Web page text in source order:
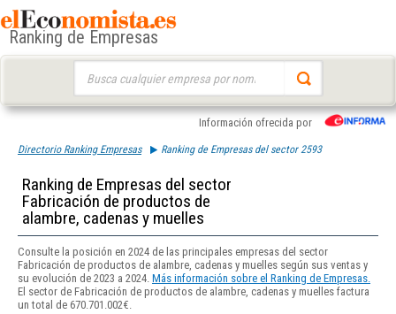
Ranking de Empresas
Información ofrecida por
Directorio Ranking Empresas Ranking de Empresas del sector 2593
Ranking de Empresas del sector
Fabricación de productos de
alambre, cadenas y muelles
Consulte la posición en 2024 de las principales empresas del sector
Fabricación de productos de alambre, cadenas y muelles según sus ventas y
su evolución de 2023 a 2024. Más información sobre el Ranking de Empresas.
El sector de Fabricación de productos de alambre, cadenas y muelles factura
un total de 670.701.002€.